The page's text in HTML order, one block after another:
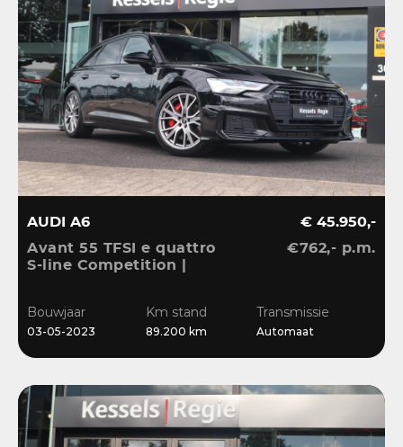
AUDI A6
Avant 55 TFSI e quattro
S-line Competition |
Ambient | Matrix | ACC |
Blis | Keyless
€ 45.950,-
€762,- p.m.
Bouwjaar
03-05-2023
Km stand
89.200 km
Transmissie
Automaat